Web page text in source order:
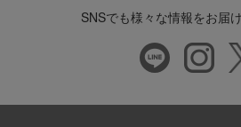
SNSでも様々な情報をお届